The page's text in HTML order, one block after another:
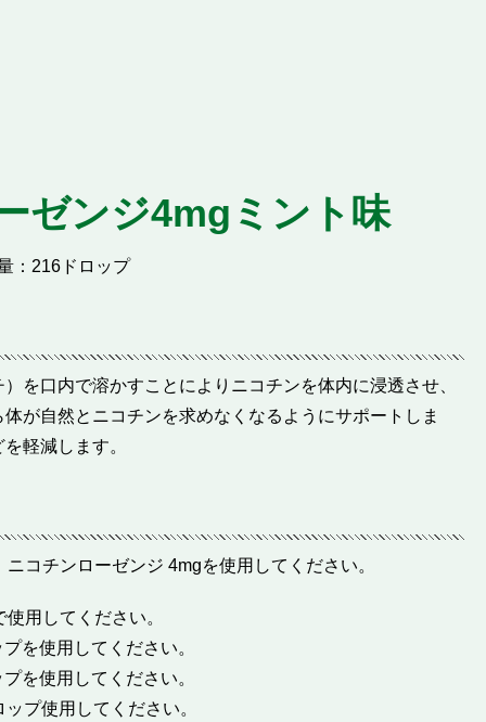
ゼンジ4mgミント味
：216ドロップ
を口内で溶かすことによりニコチンを体内に浸透させ、
が自然とニコチンを求めなくなるようにサポートしま
軽減します。
コチンローゼンジ 4mgを使用してください。
用してください。
を使用してください。
を使用してください。
プ使用してください。